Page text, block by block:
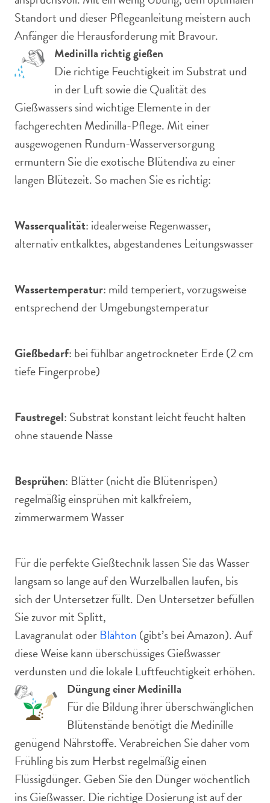
Standort und dieser Pflegeanleitung meistern auch
Anfänger die Herausforderung mit Bravour.
Medinilla richtig gießen
Die richtige Feuchtigkeit im Substrat und
in der Luft sowie die Qualität des
Gießwassers sind wichtige Elemente in der
fachgerechten Medinilla-Pflege. Mit einer
ausgewogenen Rundum-Wasserversorgung
ermuntern Sie die exotische Blütendiva zu einer
langen Blütezeit. So machen Sie es richtig:
Wasserqualität: idealerweise Regenwasser,
alternativ entkalktes, abgestandenes Leitungswasser
Wassertemperatur: mild temperiert, vorzugsweise
entsprechend der Umgebungstemperatur
Gießbedarf: bei fühlbar angetrockneter Erde (2 cm
tiefe Fingerprobe)
Faustregel: Substrat konstant leicht feucht halten
ohne stauende Nässe
Besprühen: Blätter (nicht die Blütenrispen)
regelmäßig einsprühen mit kalkfreiem,
zimmerwarmem Wasser
Für die perfekte Gießtechnik lassen Sie das Wasser
langsam so lange auf den Wurzelballen laufen, bis
sich der Untersetzer füllt. Den Untersetzer befüllen
Sie zuvor mit Splitt,
Lavagranulat oder Blähton (gibt’s bei Amazon). Auf
diese Weise kann überschüssiges Gießwasser
verdunsten und die lokale Luftfeuchtigkeit erhöhen.
Düngung einer Medinilla
Für die Bildung ihrer überschwänglichen
Blütenstände benötigt die Medinille
genügend Nährstoffe. Verabreichen Sie daher vom
Frühling bis zum Herbst regelmäßig einen
Flüssigdünger. Geben Sie den Dünger wöchentlich
ins Gießwasser. Die richtige Dosierung ist auf der